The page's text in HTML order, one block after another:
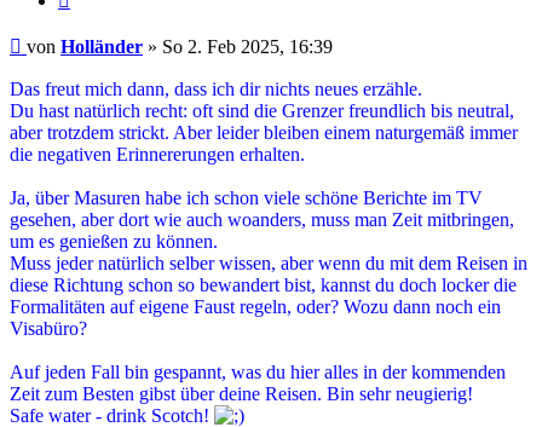
Beitrag
von Holländer » So 2. Feb 2025, 16:39
Das freut mich dann, dass ich dir nichts neues erzähle.
Du hast natürlich recht: oft sind die Grenzer freundlich bis neutral,
aber trotzdem strickt. Aber leider bleiben einem naturgemäß immer
die negativen Erinnererungen erhalten.
Ja, über Masuren habe ich schon viele schöne Berichte im TV
gesehen, aber dort wie auch woanders, muss man Zeit mitbringen,
um es genießen zu können.
Muss jeder natürlich selber wissen, aber wenn du mit dem Reisen in
diese Richtung schon so bewandert bist, kannst du doch locker die
Formalitäten auf eigene Faust regeln, oder? Wozu dann noch ein
Visabüro?
Auf jeden Fall bin gespannt, was du hier alles in der kommenden
Zeit zum Besten gibst über deine Reisen. Bin sehr neugierig!
Safe water - drink Scotch!